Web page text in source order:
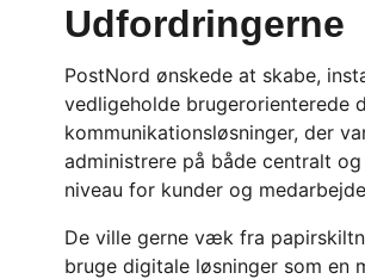
Udfordringerne
PostNord ønskede at skabe,
vedligeholde brugerorienterede
kommunikationsløsninger, der
administrere på både centralt
niveau for kunder og
De ville gerne væk fra
bruge digitale løsninger som en